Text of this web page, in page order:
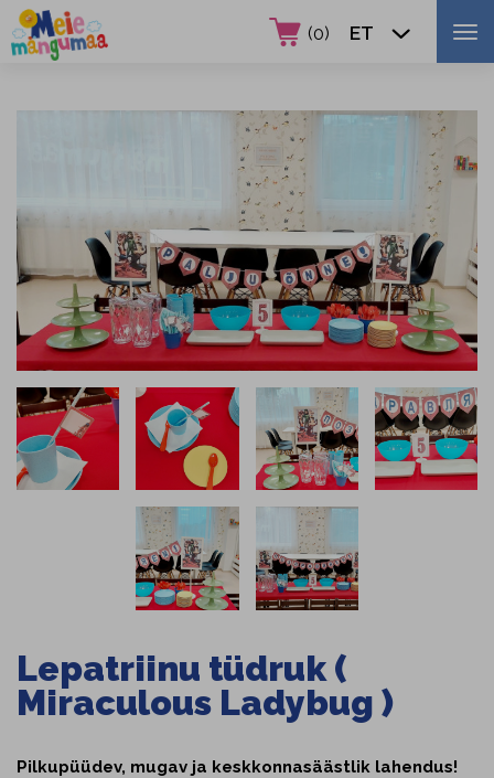
 (0) ET
Lepatriinu tüdruk (
Miraculous Ladybug )
Pilkupüüdev, mugav ja keskkonnasäästlik lahendus!